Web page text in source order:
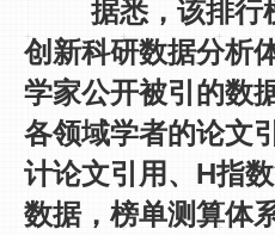
据悉，该排行
创新科研数据分析
学家公开被引的数
各领域学者的论文
计论文引用、H指
数据，榜单测算体